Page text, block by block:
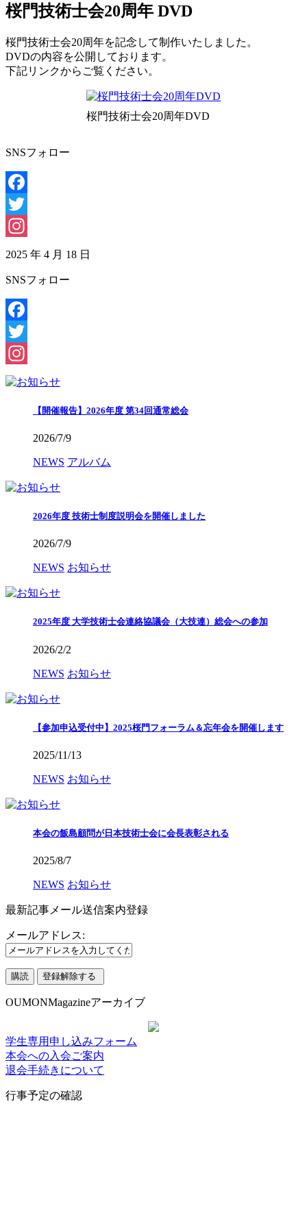
桜門技術士会20周年 DVD
桜門技術士会20周年を記念して制作いたしました。
DVDの内容を公開しております。
下記リンクからご覧ください。
桜門技術士会20周年DVD
SNSフォロー
Facebook
Twitter
Instagram
2025 年 4 月 18 日
SNSフォロー
Facebook
Twitter
Instagram
【開催報告】2026年度 第34回通常総会
2026/7/9
NEWS アルバム
2026年度 技術士制度説明会を開催しました
2026/7/9
NEWS お知らせ
2025年度 大学技術士会連絡協議会（大技連）総会への参加
2026/2/2
NEWS お知らせ
【参加申込受付中】2025桜門フォーラム＆忘年会を開催します
2025/11/13
NEWS お知らせ
本会の飯島顧問が日本技術士会に会長表彰される
2025/8/7
NEWS お知らせ
最新記事メール送信案内登録
メールアドレス:
OUMONMagazineアーカイブ
学生専用申し込みフォーム
本会への入会ご案内
退会手続きについて
行事予定の確認